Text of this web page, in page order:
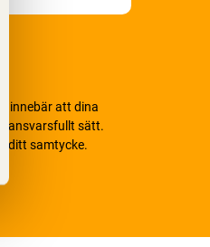
innebär att dina
ansvarsfullt sätt.
ditt samtycke.